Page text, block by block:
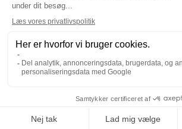
KONTAKT OS
E-mail: info@comstedt.dk